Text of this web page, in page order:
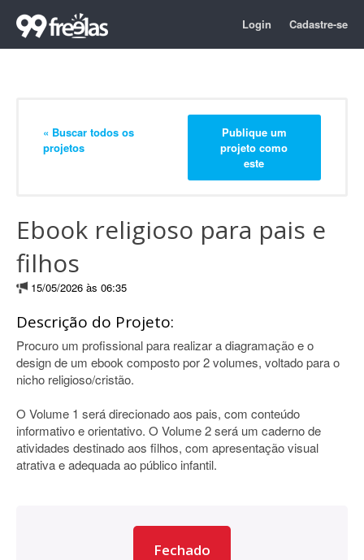
Login Cadastre-se
« Buscar todos os
projetos
Publique um
projeto como
este
Ebook religioso para pais e
filhos
15/05/2026 às 06:35
Descrição do Projeto:
Procuro um profissional para realizar a diagramação e o
design de um ebook composto por 2 volumes, voltado para o
nicho religioso/cristão.
O Volume 1 será direcionado aos pais, com conteúdo
informativo e orientativo. O Volume 2 será um caderno de
atividades destinado aos filhos, com apresentação visual
atrativa e adequada ao público infantil.
Fechado